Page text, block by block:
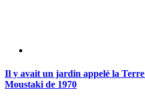
Il y avait un jardin appelé la Terre
Moustaki de 1970